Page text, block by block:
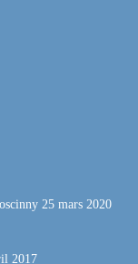
25 mars 2020
2017